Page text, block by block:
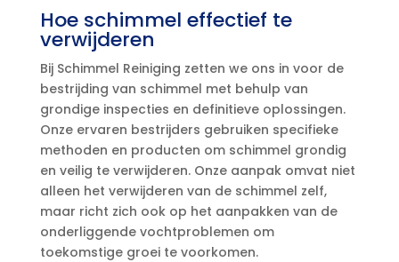
Hoe schimmel effectief te
verwijderen
Bij Schimmel Reiniging zetten we ons in voor de
bestrijding van schimmel met behulp van
grondige inspecties en definitieve oplossingen.​
Onze ervaren bestrijders gebruiken specifieke
methoden en producten om schimmel grondig
en veilig te verwijderen.​ Onze aanpak omvat niet
alleen het verwijderen van de schimmel zelf,
maar richt zich ook op het aanpakken van de
onderliggende vochtproblemen om
toekomstige groei te voorkomen.​